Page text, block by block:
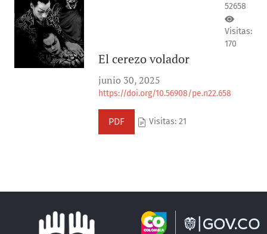
52658
Visitas:
170
El cerezo volador
junio 30, 2025
https://doi.org/10.56908/pe.n22.658
PDF Visitas: 21